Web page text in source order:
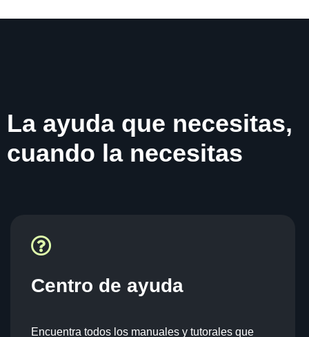
La ayuda que necesitas,
cuando la necesitas
Centro de ayuda
Encuentra todos los manuales y tutorales que